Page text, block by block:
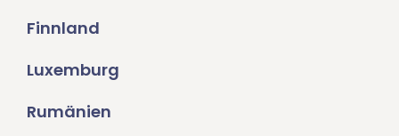
Finnland
Luxemburg
Rumänien